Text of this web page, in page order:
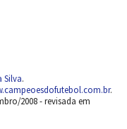
Silva.
.
2008 - revisada em